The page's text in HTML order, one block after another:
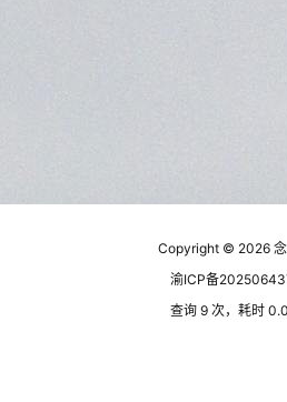
Copyright © 2026
渝ICP备
查询 9 次，耗时